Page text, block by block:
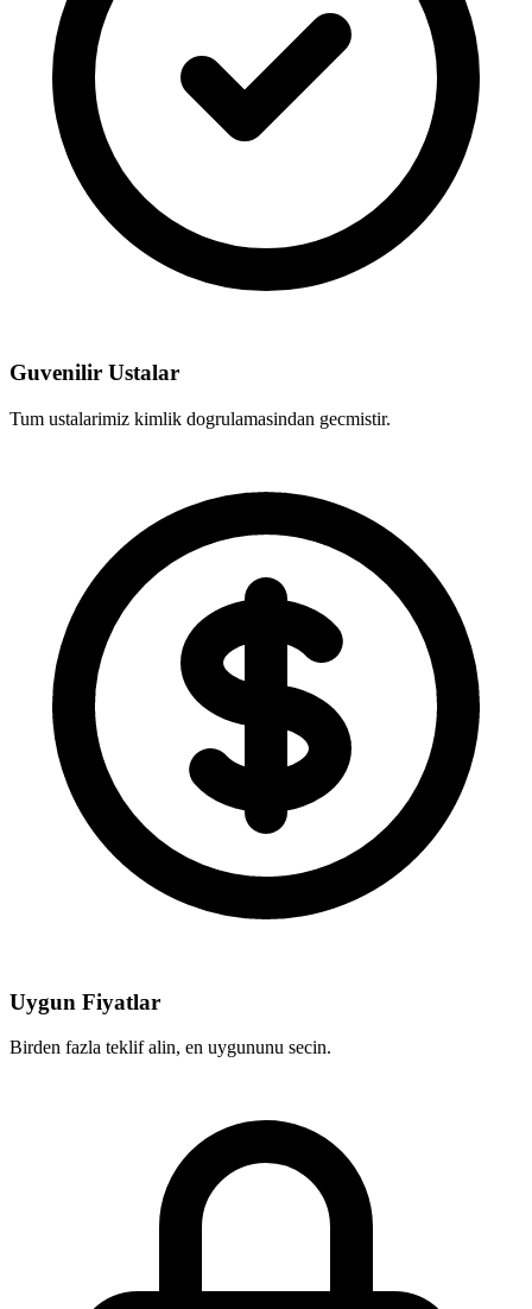
Guvenilir Ustalar
Tum ustalarimiz kimlik dogrulamasindan gecmistir.
Uygun Fiyatlar
Birden fazla teklif alin, en uygununu secin.